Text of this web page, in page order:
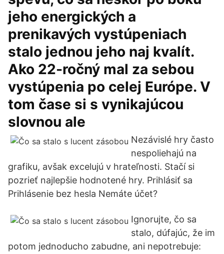
jeho energických a
prenikavých vystúpeniach
stalo jednou jeho naj kvalít.
Ako 22-ročný mal za sebou
vystúpenia po celej Európe. V
tom čase si s vynikajúcou
slovnou ale
Nezávislé hry často
nespoliehajú na
grafiku, avšak excelujú v hrateľnosti. Stačí si
pozrieť najlepšie hodnotené hry. Prihlásiť sa
Prihlásenie bez hesla Nemáte účet?
Ignorujte, čo sa
stalo, dúfajúc, že im
potom jednoducho zabudne, ani nepotrebuje: